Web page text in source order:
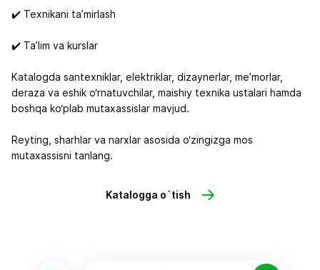
✔️ Texnikani ta’mirlash
✔️ Ta’lim va kurslar
Katalogda santexniklar, elektriklar, dizaynerlar, me’morlar,
deraza va eshik o‘rnatuvchilar, maishiy texnika ustalari hamda
boshqa ko‘plab mutaxassislar mavjud.
Reyting, sharhlar va narxlar asosida o‘zingizga mos
mutaxassisni tanlang.
Katalogga o`tish